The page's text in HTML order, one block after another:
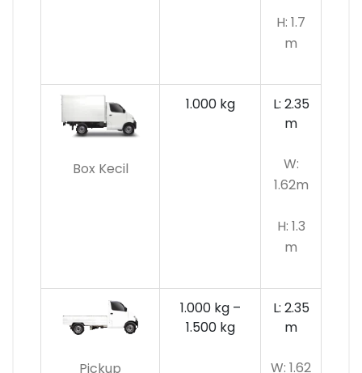
H: 1.7
m
Box Kecil
1.000 kg
L: 2.35
m
W:
1.62m
H: 1.3
m
Pickup
1.000 kg –
1.500 kg
L: 2.35
m
W: 1.62